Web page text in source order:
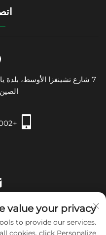
+86-15150245002
value your privacy
to provide our services.
cookies, click Personalize